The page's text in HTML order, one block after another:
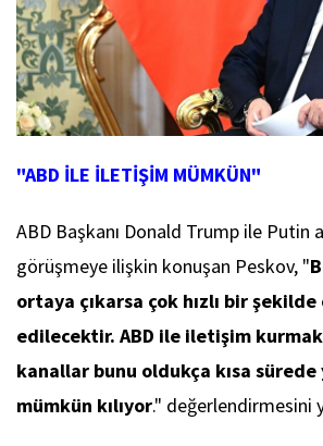
"ABD İLE İLETİŞİM MÜMKÜN"
ABD Başkanı Donald Trump ile Putin
görüşmeye ilişkin konuşan Peskov, "
ortaya çıkarsa çok hızlı bir
edilecektir. ABD ile iletişim
kanallar bunu oldukça kısa sürede
mümkün kılıyor." değerlendirmesini